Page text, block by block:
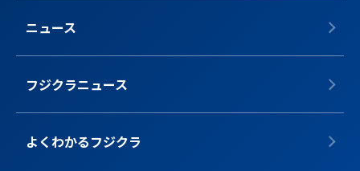
ニュース
フジクラニュース
よくわかるフジクラ